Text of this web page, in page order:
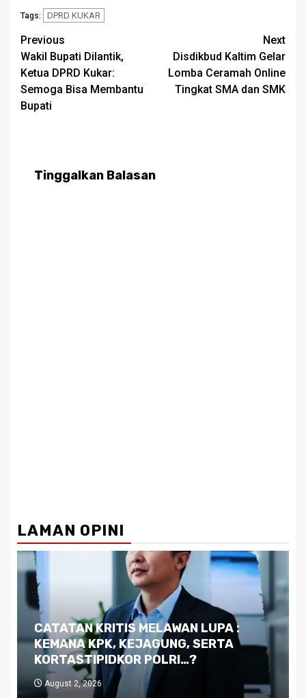
Tags: DPRD KUKAR
Post
navigation
Previous
Wakil Bupati Dilantik,
Ketua DPRD Kukar:
Semoga Bisa Membantu
Bupati
Next
Disdikbud Kaltim Gelar
Lomba Ceramah Online
Tingkat SMA dan SMK
Tinggalkan Balasan
LAMAN OPINI
Dilema Kaltim di Tengah Krisis:
Kutukan Sumber Daya Alam dan
Pemimpin yang Tak Kreatif
July 29, 2026